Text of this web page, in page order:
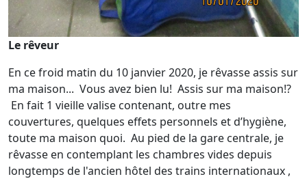
Le rêveur
En ce froid matin du 10 janvier 2020, je rêvasse assis sur
ma maison... Vous avez bien lu! Assis sur ma maison!?
En fait 1 vieille valise contenant, outre mes
couvertures, quelques effets personnels et d’hygiène,
toute ma maison quoi. Au pied de la gare centrale, je
rêvasse en contemplant les chambres vides depuis
longtemps de l'ancien hôtel des trains internationaux ,